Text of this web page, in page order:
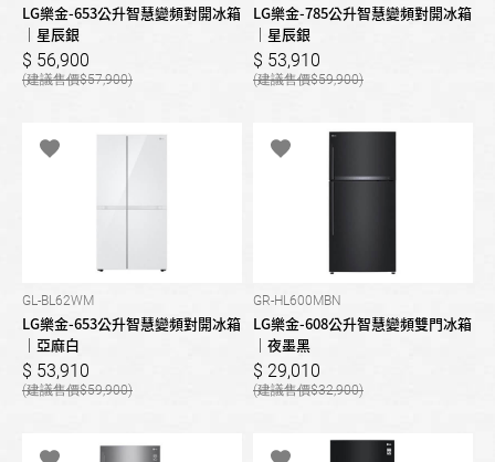
LG樂金-653公升智慧變頻對開冰箱
｜星辰銀
56,900
57,900
LG樂金-785公升智慧變頻對開冰箱
｜星辰銀
53,910
59,900
GL-BL62WM
LG樂金-653公升智慧變頻對開冰箱
｜亞麻白
53,910
59,900
GR-HL600MBN
LG樂金-608公升智慧變頻雙門冰箱
｜夜墨黑
29,010
32,900